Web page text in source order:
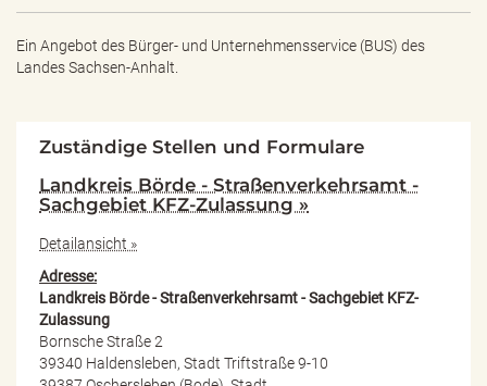
Ein Angebot des Bürger- und Unternehmensservice (BUS) des
Landes Sachsen-Anhalt.
Zuständige Stellen und Formulare
Landkreis Börde - Straßenverkehrsamt -
Sachgebiet KFZ-Zulassung »
Detailansicht »
Adresse:
Landkreis Börde - Straßenverkehrsamt - Sachgebiet KFZ-
Zulassung
Bornsche Straße 2
39340 Haldensleben, Stadt Triftstraße 9-10